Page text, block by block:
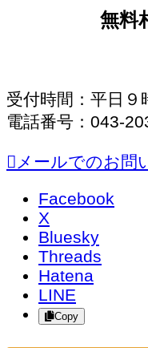
無料
受付時間：平日９
電話番号：043-
メールでのお問
Facebook
X
Bluesky
Threads
Hatena
LINE
Copy